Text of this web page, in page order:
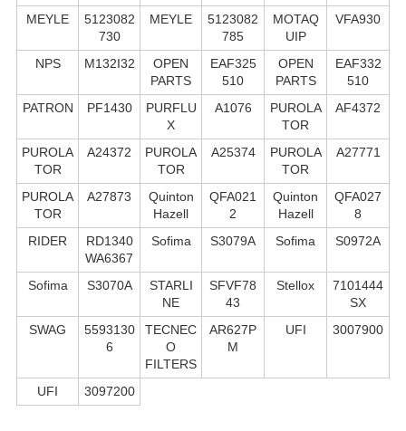
MEYLE
5123082
730
MEYLE
5123082
785
MOTAQ
UIP
VFA930
NPS M132I32
OPEN
PARTS
EAF325
510
OPEN
PARTS
EAF332
510
PATRON
PF1430
PURFLU
X
A1076
PUROLA
TOR
AF4372
PUROLA
TOR
A24372
PUROLA
TOR
A25374
PUROLA
TOR
A27771
PUROLA
TOR
A27873
Quinton
Hazell
QFA021
2
Quinton
Hazell
QFA027
8
RIDER
RD1340
WA6367
Sofima S3079A Sofima S0972A
Sofima S3070A
STARLI
NE
SFVF78
43
Stellox
7101444
SX
SWAG
5593130
6
TECNEC
O
FILTERS
AR627P
M
UFI 3007900
UFI 3097200